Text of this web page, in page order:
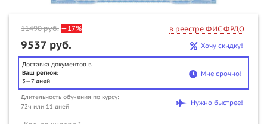
11490руб. —17% в реестре ФИС ФРДО
9537 руб. Хочу скидку!
Доставка документов в
Ваш регион:
3—7 дней
Мне срочно!
Длительность обучения по курсу:
72ч или 11 дней
Нужно быстрее!